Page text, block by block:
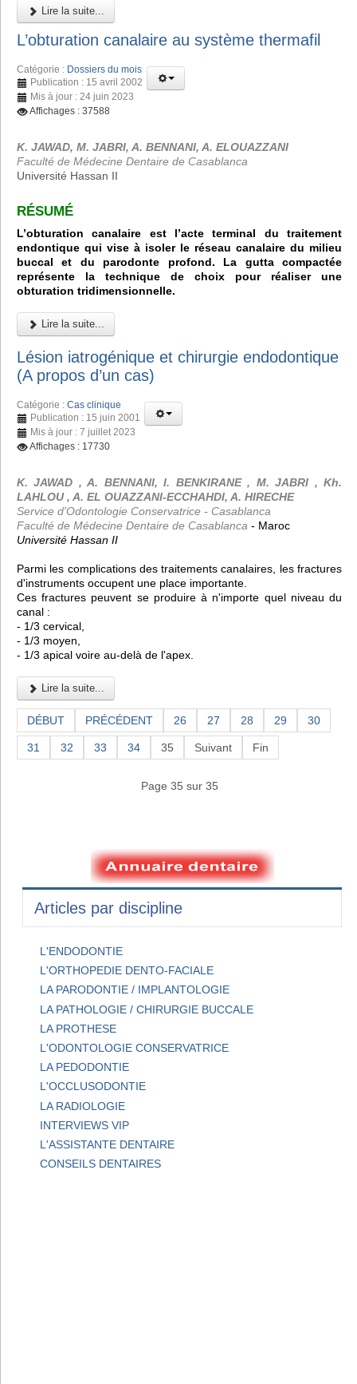
Lire la suite...
L’obturation canalaire au système thermafil
Catégorie : Dossiers du mois
Publication : 15 avril 2002
Mis à jour : 24 juin 2023
Affichages : 37588
K. JAWAD, M. JABRI, A. BENNANI, A. ELOUAZZANI
Faculté de Médecine Dentaire de Casablanca
Université Hassan II
RÉSUMÉ
L’obturation canalaire est l’acte terminal du traitement
endontique qui vise à isoler le réseau canalaire du milieu
buccal et du parodonte profond. La gutta compactée
représente la technique de choix pour réaliser une
obturation tridimensionnelle.
Lire la suite...
Lésion iatrogénique et chirurgie endodontique
(A propos d’un cas)
Catégorie : Cas clinique
Publication : 15 juin 2001
Mis à jour : 7 juillet 2023
Affichages : 17730
K. JAWAD , A. BENNANI, I. BENKIRANE , M. JABRI , Kh.
LAHLOU , A. EL OUAZZANI-ECCHAHDI, A. HIRECHE
Service d'Odontologie Conservatrice - Casablanca
Faculté de Médecine Dentaire de Casablanca - Maroc
Université Hassan II
Parmi les complications des traitements canalaires, les fractures
d'instruments occupent une place importante.
Ces fractures peuvent se produire à n'importe quel niveau du
canal :
- 1/3 cervical,
- 1/3 moyen,
- 1/3 apical voire au-delà de l'apex.
Lire la suite...
DÉBUT PRÉCÉDENT 26 27 28 29 30
31 32 33 34 35 Suivant Fin
Page 35 sur 35
Articles par discipline
L'ENDODONTIE
L'ORTHOPEDIE DENTO-FACIALE
LA PARODONTIE / IMPLANTOLOGIE
LA PATHOLOGIE / CHIRURGIE BUCCALE
LA PROTHESE
L'ODONTOLOGIE CONSERVATRICE
LA PEDODONTIE
L'OCCLUSODONTIE
LA RADIOLOGIE
INTERVIEWS VIP
L'ASSISTANTE DENTAIRE
CONSEILS DENTAIRES